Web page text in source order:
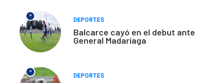
*
DEPORTES
Balcarce cayó en el debut ante
General Madariaga
*
DEPORTES